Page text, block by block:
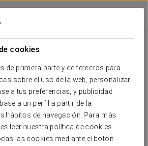
cookies
de primera parte y de terceros para
sobre el uso de la web, personalizar
a tus preferencias, y publicidad
a un perfil a partir de la
hábitos de navegación. Para más
leer nuestra política de cookies.
las cookies mediante el botón
lleno de luz, arte e historia
centro histórico de Sevilla. En el
, os ofrecemos el lugar
vuestra boda.